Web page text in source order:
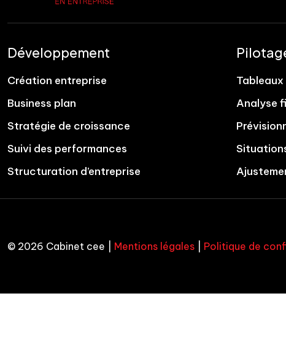
Développement
Création entreprise
Business plan
Stratégie de croissance
Suivi des performances
Structuration d’entreprise
Analyse
© 2026 Cabinet cee | Mentions légales Politique de